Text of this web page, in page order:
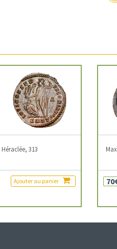
313
Ajouter au panier